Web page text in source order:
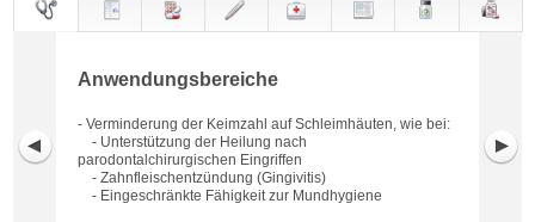
Anwendungsbereiche
- Verminderung der Keimzahl auf Schleimhäuten, wie bei:
- Unterstützung der Heilung nach
parodontalchirurgischen Eingriffen
- Zahnfleischentzündung (Gingivitis)
- Eingeschränkte Fähigkeit zur Mundhygiene